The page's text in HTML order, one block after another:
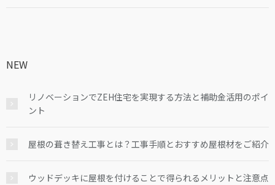
NEW
リノベーションでZEH住宅を実現する方法と補助金活用のポイ
ント
屋根の葺き替え工事とは？工事手順とおすすめ屋根材をご紹介
ウッドデッキに屋根を付けることで得られるメリットと注意点